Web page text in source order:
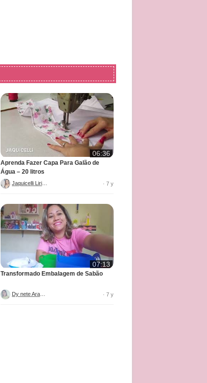
06:36
Aprenda Fazer Capa Para Galão de
Água – 20 litros
· 7 y
07:13
Transformado Embalagem de Sabão
· 7 y